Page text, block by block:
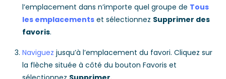
l’emplacement dans n’importe quel groupe de Tous
les emplacements et sélectionnez Supprimer des
favoris.
Naviguez jusqu’à l’emplacement du favori. Cliquez sur
la flèche située à côté du bouton Favoris et